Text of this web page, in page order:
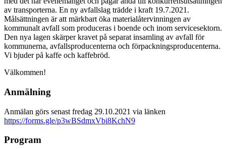
av transporterna. En ny avfallslag trädde i kraft 19.7.2021.
Målsättningen är att märkbart öka materialåtervinningen av
kommunalt avfall som produceras i boende och inom servicesektorn.
Den nya lagen skärper kravet på separat insamling av avfall för
kommunerna, avfallsproducenterna och förpackningsproducenterna.
Vi bjuder på kaffe och kaffebröd.
Välkommen!
Anmälning
Anmälan görs senast fredag 29.10.2021 via länken
https://forms.gle/p3wBSdmxVbi8KchN9
Program